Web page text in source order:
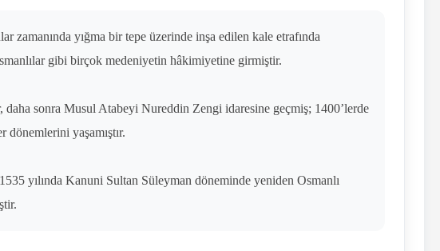
zamanında yığma bir tepe üzerinde inşa edilen kale etrafında
gibi birçok medeniyetin hâkimiyetine girmiştir.
sonra Musul Atabeyi Nureddin Zengi idaresine geçmiş; 1400’lerde
yaşamıştır.
yılında Kanuni Sultan Süleyman döneminde yeniden Osmanlı